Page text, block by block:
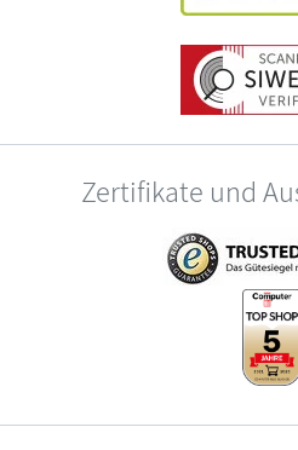
Zertifikate und